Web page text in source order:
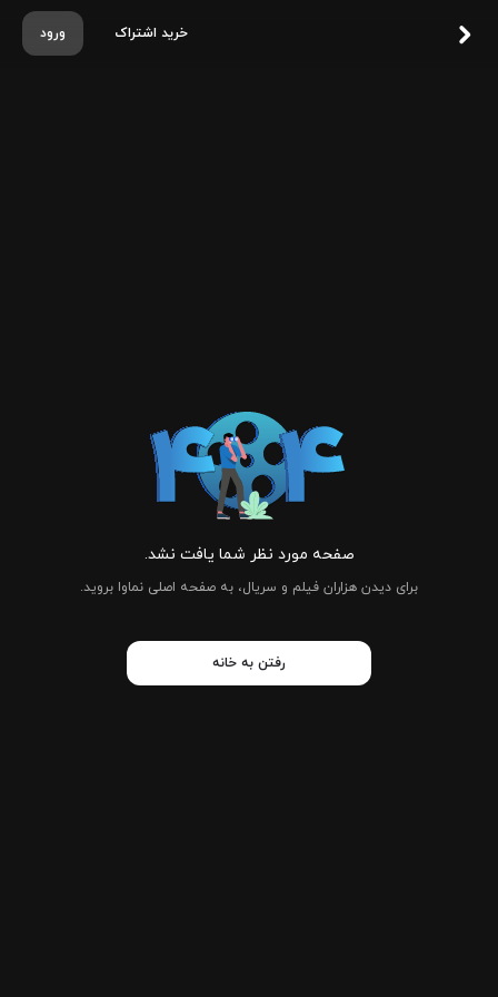
ورود خرید اشتراک
صفحه مورد نظر شما یافت نشد.
برای دیدن هزاران فیلم و سریال، به صفحه اصلی نماوا بروید.
رفتن به خانه